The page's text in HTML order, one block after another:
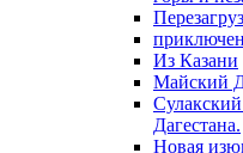
Из Казани
Майский
Дагестана.
Новая